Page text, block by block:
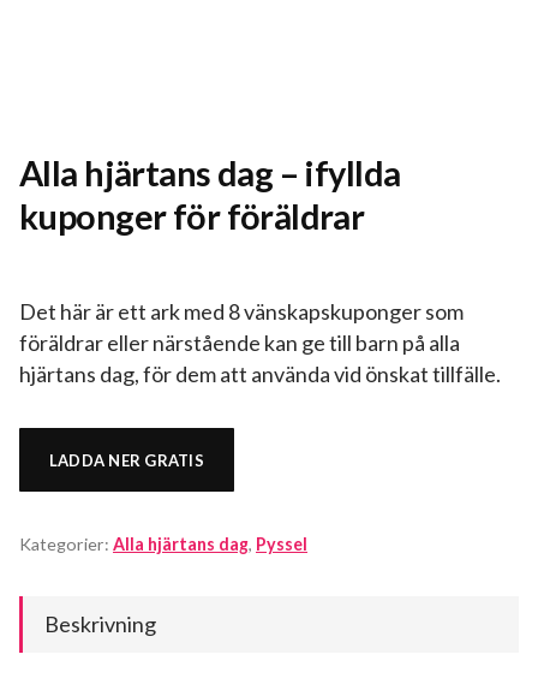
Alla hjärtans dag – ifyllda
kuponger för föräldrar
Det här är ett ark med 8 vänskapskuponger som
föräldrar eller närstående kan ge till barn på alla
hjärtans dag, för dem att använda vid önskat tillfälle.
LADDA NER GRATIS
Kategorier: Alla hjärtans dag, Pyssel
Beskrivning